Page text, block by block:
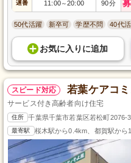
遅番 11:00～20:00 90分
50代活躍 新卒可 学歴不問 40代
お気に入り に追加
スピード対応 若葉ケアコ
サービス付き高齢者向け住宅
住所 千葉県千葉市若葉区若松町2076-3
最寄駅 桜木駅から0.4km、都賀駅か